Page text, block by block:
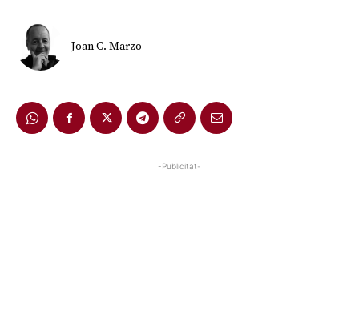
Joan C. Marzo
-Publicitat-